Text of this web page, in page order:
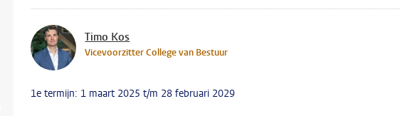
Timo Kos
Vicevoorzitter College van Bestuur
1e termijn: 1 maart 2025 t/m 28 februari 2029